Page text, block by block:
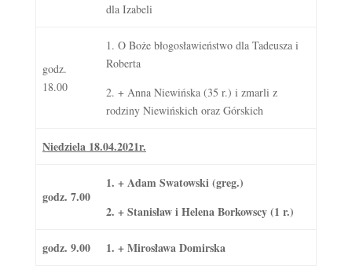
dla Izabeli
godz.
18.00
1. O Boże błogosławieństwo dla Tadeusza i
Roberta
2. + Anna Niewińska (35 r.) i zmarli z
rodziny Niewińskich oraz Górskich
Niedziela 18.04.2021r.
godz. 7.00
1. + Adam Swatowski (greg.)
2. + Stanisław i Helena Borkowscy (1 r.)
godz. 9.00 1. + Mirosława Domirska